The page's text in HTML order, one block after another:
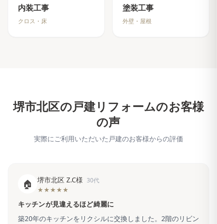
内装工事
クロス・床
塗装工事
外壁・屋根
堺市北区の戸建リフォームのお客様
の声
実際にご利用いただいた戸建のお客様からの評価
🏠 堺市北区 Z.C様 30代
★★★★★
キッチンが見違えるほど綺麗に
築20年のキッチンをリクシルに交換しました。2階のリビン